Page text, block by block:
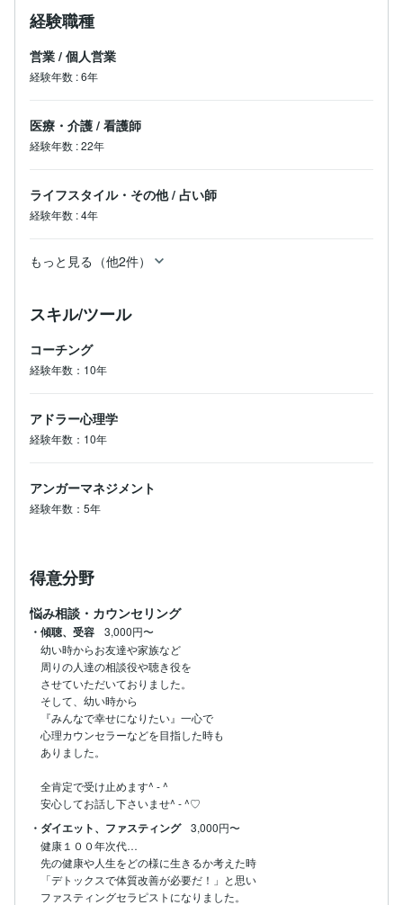
経験職種
営業 / 個人営業
経験年数 :6年
医療・介護 / 看護師
経験年数 :22年
ライフスタイル・その他 / 占い師
経験年数 :4年
もっと見る（他2件）
スキル/ツール
コーチング
経験年数：10年
アドラー心理学
経験年数：10年
アンガーマネジメント
経験年数：5年
得意分野
悩み相談・カウンセリング
・傾聴、受容
3,000円〜
幼い時からお友達や家族など
周りの人達の相談役や聴き役を
させていただいておりました。
そして、幼い時から
『みんなで幸せになりたい』一心で
心理カウンセラーなどを目指した時も
ありました。
全肯定で受け止めます^ - ^
安心してお話し下さいませ^ - ^♡
・ダイエット、ファスティング
3,000円〜
健康１００年次代…
先の健康や人生をどの様に生きるか考えた時
「デトックスで体質改善が必要だ！」と思い
ファスティングセラピストになりました。